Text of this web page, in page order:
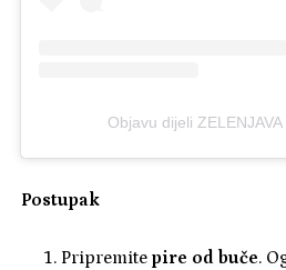
Objavu dijeli
Postupak
Pripremite pire od buče.